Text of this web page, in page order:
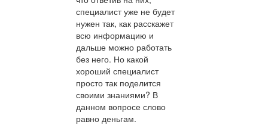
специалист уже не будет
нужен так, как расскажет
всю информацию и
дальше можно работать
без него. Но какой
хороший специалист
просто так поделится
своими знаниями? В
данном вопросе слово
равно деньгам.